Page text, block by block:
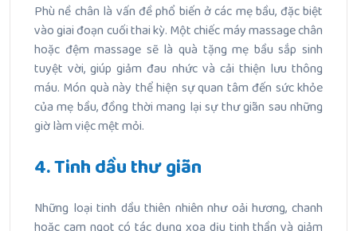
Phù nề chân là vấn đề phổ biến ở các mẹ bầu, đặc biệt
vào giai đoạn cuối thai kỳ. Một chiếc máy massage chân
hoặc đệm massage sẽ là quà tặng mẹ bầu sắp sinh
tuyệt vời, giúp giảm đau nhức và cải thiện lưu thông
máu. Món quà này thể hiện sự quan tâm đến sức khỏe
của mẹ bầu, đồng thời mang lại sự thư giãn sau những
giờ làm việc mệt mỏi.
4. Tinh dầu thư giãn
Những loại tinh dầu thiên nhiên như oải hương, chanh
hoặc cam ngọt có tác dụng xoa dịu tinh thần và giảm